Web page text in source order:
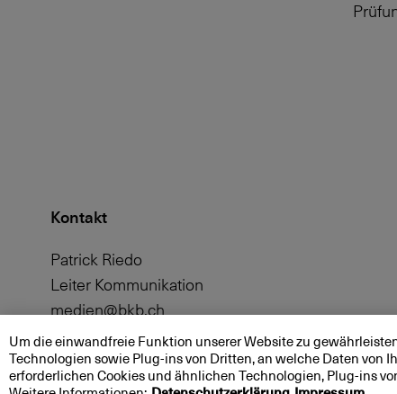
Kontakt
Patrick Riedo
Leiter Kommunikation
medien@bkb.ch
061 266 27 89
Um die einwandfreie Funktion unserer Website zu
Technologien sowie Plug-ins von Dritten, an welche Daten von
erforderlichen Cookies und ähnlichen Technologien, Plug-ins